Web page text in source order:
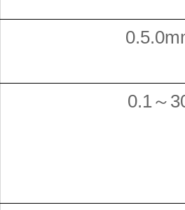
0.5.0
0.1～